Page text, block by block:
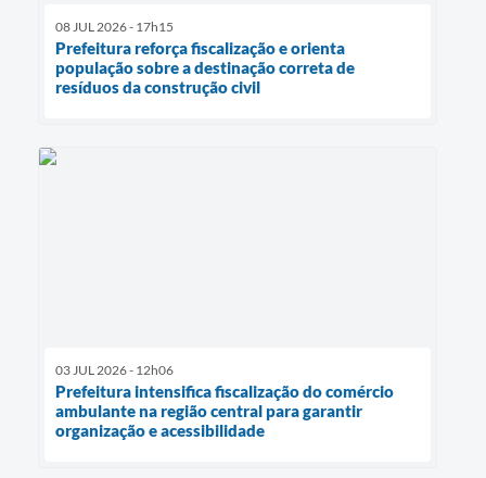
08 JUL 2026 - 17h15
Prefeitura reforça fiscalização e orienta
população sobre a destinação correta de
resíduos da construção civil
03 JUL 2026 - 12h06
Prefeitura intensifica fiscalização do comércio
ambulante na região central para garantir
organização e acessibilidade